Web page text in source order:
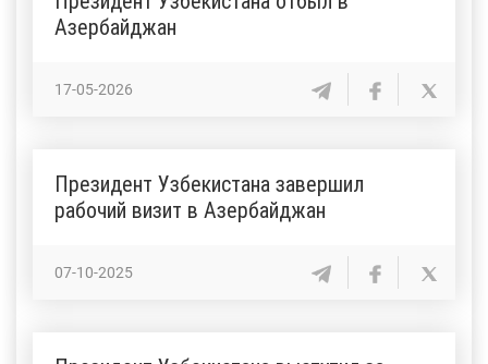
Азербайджан
17-05-2026
Президент Узбекистана завершил
рабочий визит в Азербайджан
07-10-2025